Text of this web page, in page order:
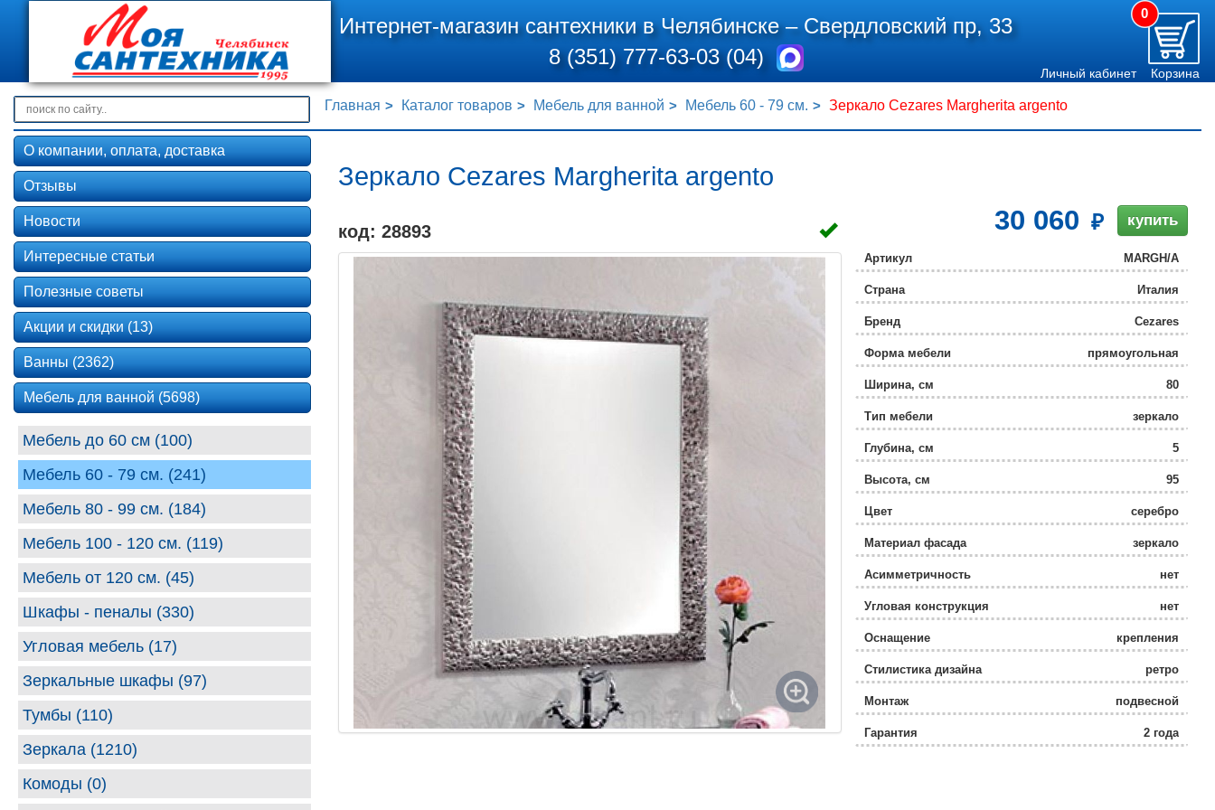
Интернет-магазин сантехники в Челябинске –Свердловский пр, 33
8 (351) 777-63-03 (04)
0
Личный кабинет Корзина
Главная Каталог товаров Мебель для ванной Мебель 60 - 79 см. Зеркало Cezares Margherita argento
Зеркало Cezares Margherita argento
код: 28893 30 060 купить
Артикул MARGH/A
Страна Италия
Бренд Cezares
Форма мебели прямоугольная
Ширина, см 80
Тип мебели зеркало
Глубина, см 5
Высота, см 95
Цвет серебро
Материал фасада зеркало
Асимметричность нет
Угловая конструкция нет
Оснащение крепления
Стилистика дизайна ретро
Монтаж подвесной
Гарантия 2 года
О компании, оплата, доставка
Отзывы
Новости
Интересные статьи
Полезные советы
Акции и скидки (13)
Ванны (2362)
Мебель для ванной (5698)
Мебель до 60 см (100)
Мебель 60 - 79 см. (241)
Мебель 80 - 99 cм. (184)
Мебель 100 - 120 см. (119)
Мебель от 120 см. (45)
Шкафы - пеналы (330)
Угловая мебель (17)
Зеркальные шкафы (97)
Тумбы (110)
Зеркала (1210)
Комоды (0)